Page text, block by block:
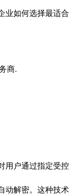
业如何选择最适合
用户通过指定受控
动解密。这种技术